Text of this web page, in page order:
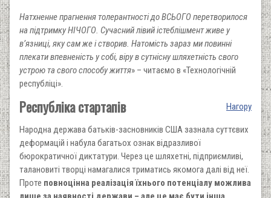
Натхненне прагнення толерантності до ВСЬОГО перетворилося
на підтримку НІЧОГО. Сучасний лівий істеблішмент живе у
в’язниці, яку сам же і створив. Натомість зараз ми повинні
плекати впевненість у собі, віру в сутнісну шляхетність свого
устрою та свого способу життя» – читаємо в «Технологічній
республіці».
Нагору
Республіка стартапів
Народна держава батьків-засновників США зазнала суттєвих
деформацій і набула багатьох ознак відразливої
бюрократичної диктатури. Через це шляхетні, підприємливі,
талановиті творці намагалися триматись якомога далі від неї.
Проте повноцінна реалізація їхнього потенціалу можлива